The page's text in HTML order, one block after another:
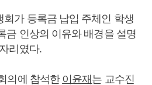
가 등록금 납입 주체인 학생
금 인상의 이유와 배경을 설명
리였다.
의에 참석한 이윤재 는 교수진